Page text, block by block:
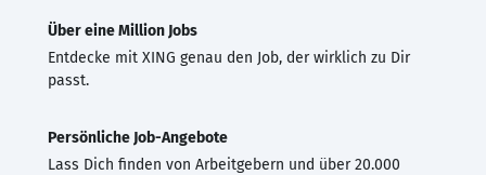
Über eine Million Jobs
Entdecke mit XING genau den Job, der wirklich zu Dir
passt.
Persönliche Job-Angebote
Lass Dich finden von Arbeitgebern und über 20.000